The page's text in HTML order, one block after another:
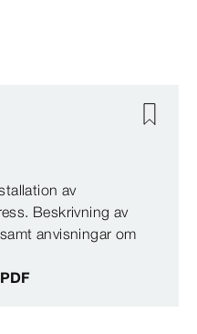
av
Beskrivning av
anvisningar om